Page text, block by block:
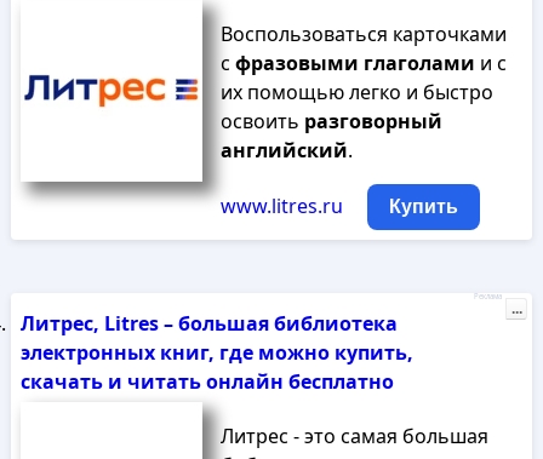
Воспользоваться карточками
с фразовыми глаголами и с
их помощью легко и быстро
освоить разговорный
английский.
www.litres.ru Купить
Литрес, Litres – большая библиотека
электронных книг, где можно купить,
скачать и читать онлайн бесплатно
Литрес - это самая большая
Реклама
...